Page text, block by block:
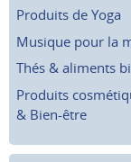
Produits de Yoga
Musique pour la
Thés & aliments
Produits
& Bien-être